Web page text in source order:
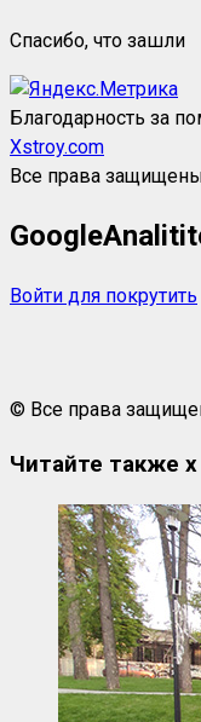
Спасибо, что зашли
Благодарность за
Xstroy.com
Все права
Войти для покрутить
© Все права
Читайте также x